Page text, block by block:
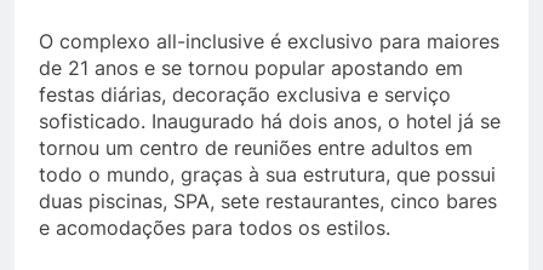
O complexo all-inclusive é exclusivo para maiores
de 21 anos e se tornou popular apostando em
festas diárias, decoração exclusiva e serviço
sofisticado. Inaugurado há dois anos, o hotel já se
tornou um centro de reuniões entre adultos em
todo o mundo, graças à sua estrutura, que possui
duas piscinas, SPA, sete restaurantes, cinco bares
e acomodações para todos os estilos.